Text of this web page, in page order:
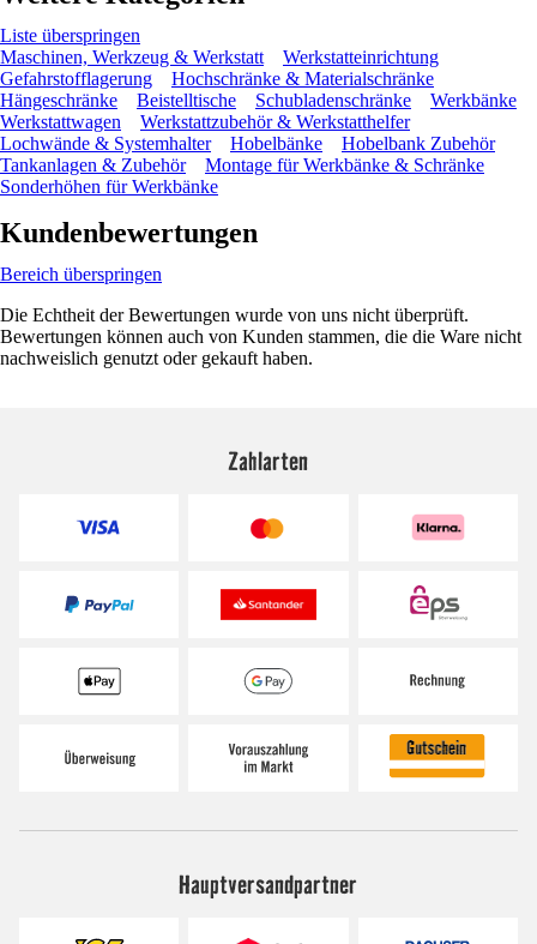
Liste überspringen
Maschinen, Werkzeug & Werkstatt
Werkstatteinrichtung
Gefahrstofflagerung
Hochschränke & Materialschränke
Hängeschränke
Beistelltische Schubladenschränke
Werkbänke
Werkstattwagen
Werkstattzubehör & Werkstatthelfer
Lochwände & Systemhalter
Hobelbänke
Hobelbank Zubehör
Tankanlagen & Zubehör
Montage für Werkbänke & Schränke
Sonderhöhen für Werkbänke
Kundenbewertungen
Bereich überspringen
Die Echtheit der Bewertungen wurde von uns nicht überprüft.
Bewertungen können auch von Kunden stammen, die die Ware nicht
nachweislich genutzt oder gekauft haben.
Zahlarten
Hauptversandpartner